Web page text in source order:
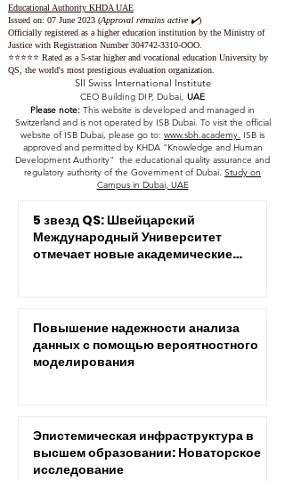
Educational Authority KHDA UAE
Issued on: 07 June 2023 (Approval remains active ✔️)
Officially registered as a higher education institution by the Ministry of
Justice with Registration Number304742-3310-OOO.
⭐️⭐️⭐️⭐️⭐️ Rated as a 5-star higher and vocational education University by
QS, the world's most prestigious evaluation organization.
SII Swiss International Institute
CEO Building DIP, Dubai, UAE
Please note: This website is developed and managed in
Switzerland and is not operated by ISB Dubai. To visit the official
website of ISB Dubai, please go to: www.sbh.academy. ISB is
approved and permitted by KHDA "Knowledge and Human
Development Authority" the educational quality assurance and
regulatory authority of the Government of Dubai. Study on
Campus in Dubai, UAE
5 звезд QS: Швейцарский
Международный Университет
отмечает новые академические
Повышение надежности анализа
данных с помощью вероятностного
моделирования
Эпистемическая инфраструктура в
высшем образовании: Новаторское
исследование